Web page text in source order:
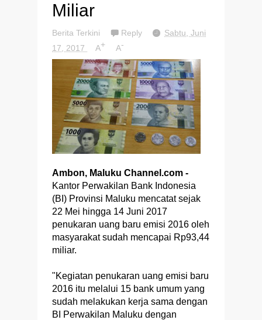
Miliar
Berita Terkini Reply
Sabtu, Juni
17, 2017
A+ A-
Ambon, Maluku Channel.com -
Kantor Perwakilan Bank Indonesia
(BI) Provinsi Maluku mencatat sejak
22 Mei hingga 14 Juni 2017
penukaran uang baru emisi 2016 oleh
masyarakat sudah mencapai Rp93,44
miliar.
"Kegiatan penukaran uang emisi baru
2016 itu melalui 15 bank umum yang
sudah melakukan kerja sama dengan
BI Perwakilan Maluku dengan